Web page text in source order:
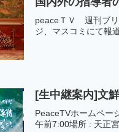
peaceＴＶ 週刊ブリ
ジ、マスコミにて報
[生中継案内]文
PeaceTVホームペー
午前7:00場所 : 天正